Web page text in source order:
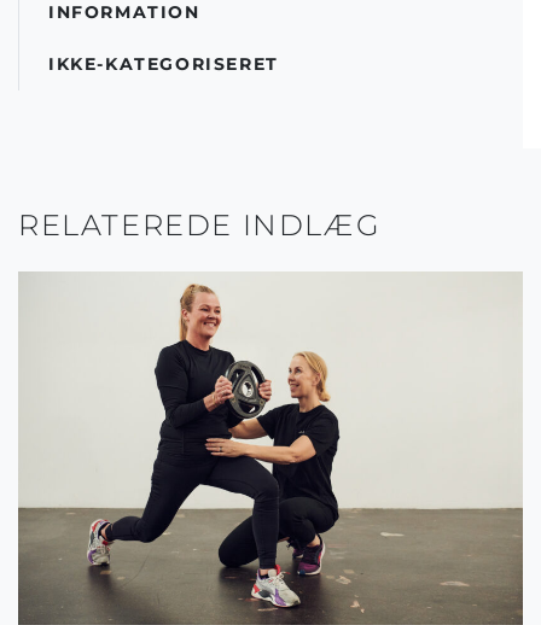
INFORMATION
IKKE-KATEGORISERET
RELATEREDE INDLÆG